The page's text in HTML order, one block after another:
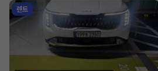
렌트